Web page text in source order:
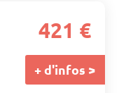
421 €
+ d'infos >